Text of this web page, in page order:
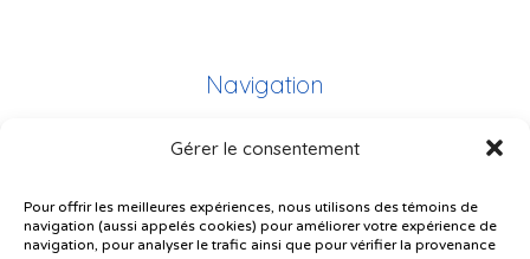
Gérer le consentement
Pour offrir les meilleures expériences, nous utilisons des témoins de
navigation (aussi appelés cookies) pour améliorer votre expérience de
navigation, pour analyser le trafic ainsi que pour vérifier la provenance
Navigation
Plan du site
Plainte – service à l’élève